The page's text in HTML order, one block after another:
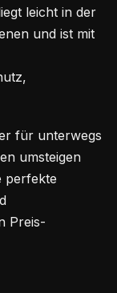
leicht in der
und ist mit
für unterwegs
umsteigen
perfekte
Preis-